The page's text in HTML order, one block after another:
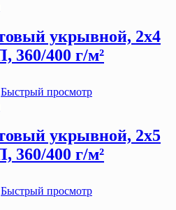
укрывной, 2х4
360/400 г/м²
Быстрый просмотр
укрывной, 2х5
360/400 г/м²
Быстрый просмотр